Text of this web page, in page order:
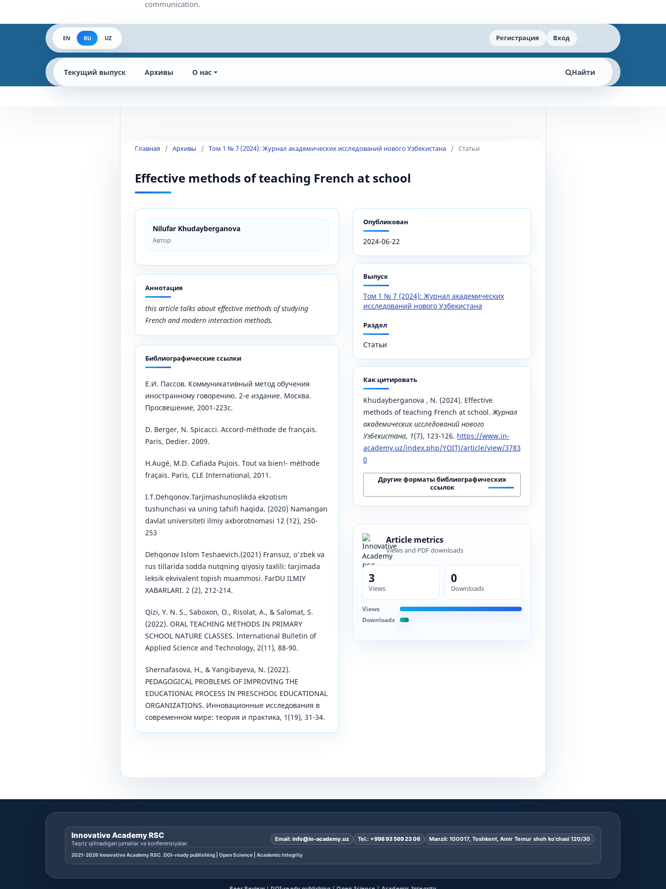
EN RU UZ Регистрация Вход
Текущий выпуск Архивы О нас Найти
Главная / Архивы / Том 1 № 7 (2024): Журнал академических исследований нового Узбекистана / Статьи
Effective methods of teaching French at school
Nilufar Khudayberganova
Автор
Аннотация
this article talks about effective methods of studying
French and modern interaction methods.
Библиографические ссылки
Е.И. Пассов. Коммуникативный метод обучения
иностранному говорению. 2-е издание. Москва.
Просвешение, 2001-223с.
D. Berger, N. Spicacci. Accord-méthode de français.
Paris, Dedier. 2009.
H.Augé, M.D. Cafiada Pujois. Tout va bien!- méthode
fraçais. Paris, CLE International, 2011.
I.T.Dehqonov.Tarjimashunoslikda ekzotism
tushunchasi va uning tafsifi haqida. (2020) Namangan
davlat universiteti ilmiy axborotnomasi 12 (12), 250-
253
Dehqonov Islom Teshaevich.(2021) Fransuz, o'zbek va
rus tillarida sodda nutqning qiyosiy taxlili: tarjimada
leksik ekvivalent topish muammosi. FarDU ILMIY
XABARLARI. 2 (2), 212-214.
Qizi, Y. N. S., Saboxon, O., Risolat, A., & Salomat, S.
(2022). ORAL TEACHING METHODS IN PRIMARY
SCHOOL NATURE CLASSES. International Bulletin of
Applied Science and Technology, 2(11), 88-90.
Shernafasova, H., & Yangibayeva, N. (2022).
PEDAGOGICAL PROBLEMS OF IMPROVING THE
EDUCATIONAL PROCESS IN PRESCHOOL EDUCATIONAL
ORGANIZATIONS. Инновационные исследования в
современном мире: теория и практика, 1(19), 31-34.
Опубликован
2024-06-22
Выпуск
Том 1 № 7 (2024): Журнал академических
исследований нового Узбекистана
Раздел
Статьи
Как цитировать
Khudayberganova , N. (2024). Effective
methods of teaching French at school.Журнал
академических исследований нового
Узбекистана, 1(7), 123-126. https://www.in-
academy.uz/index.php/YOITJ/article/view/3783
0
Другие форматы библиографических
ссылок
Article metrics
Views and PDF downloads
3
Views
0
Downloads
Views
Downloads
Innovative Academy RSC
Taqriz qilinadigan jurnallar va konferensiyalar.
Email: info@in-academy.uz Tel.: +998 93 569 23 06 Manzil: 100017, Toshkent, Amir Temur shoh ko’chasi 120/30
2021-2026 Innovative Academy RSC. DOI-ready publishing | Open Science | Academic Integrity